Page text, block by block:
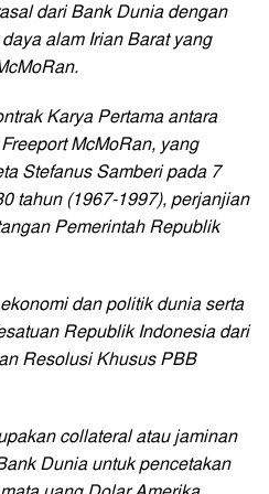
dari Bank Dunia dengan
alam Irian Barat yang
Karya Pertama antara
McMoRan, yang
Stefanus Samberi pada 7
tahun (1967-1997), perjanjian
Pemerintah Republik
dan politik dunia serta
Republik Indonesia dari
Resolusi Khusus PBB
collateralatau jaminan
Dunia untuk pencetakan